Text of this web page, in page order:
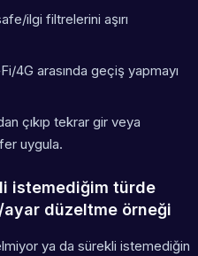
ilgi filtrelerini aşırı
4G arasında geçiş yapmayı
çıkıp tekrar gir veya
uygula.
istemediğim türde
düzeltme örneği
ya da sürekli istemediğin